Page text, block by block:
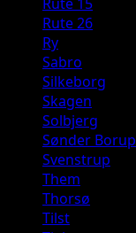
Rute 26
Ry
Sabro
Silkeborg
Skagen
Solbjerg
Sønder Borup
Svenstrup
Them
Thorsø
Tilst